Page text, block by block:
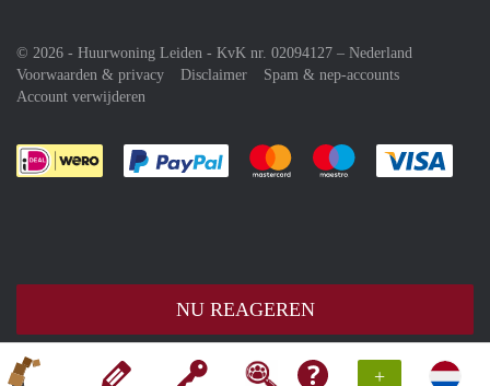
+
NU REAGEREN
© 2026 - Huurwoning Leiden - KvK nr. 02094127 – Nederland
Voorwaarden & privacy
Disclaimer
Spam & nep-accounts
Account verwijderen
Je rekent gemakkelijk af met Paypal
Je rekent gemakkelijk af met
Je rekent